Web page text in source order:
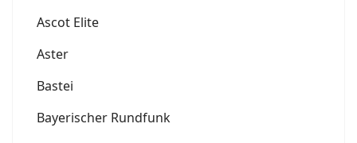
Ascot Elite
Aster
Bastei
Bayerischer Rundfunk